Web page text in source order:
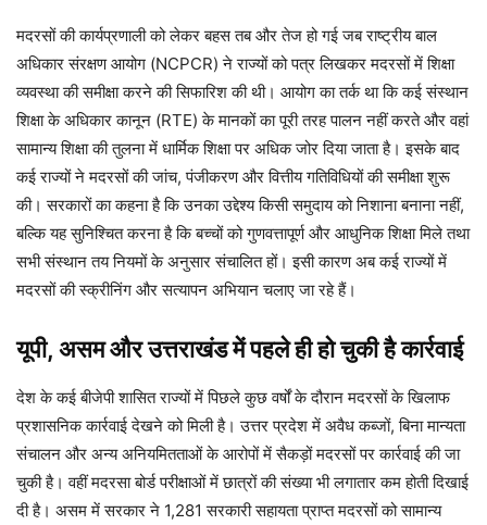
मदरसों की कार्यप्रणाली को लेकर बहस तब और तेज हो गई जब राष्ट्रीय बाल
अधिकार संरक्षण आयोग (NCPCR) ने राज्यों को पत्र लिखकर मदरसों में शिक्षा
व्यवस्था की समीक्षा करने की सिफारिश की थी। आयोग का तर्क था कि कई संस्थान
शिक्षा के अधिकार कानून (RTE) के मानकों का पूरी तरह पालन नहीं करते और वहां
सामान्य शिक्षा की तुलना में धार्मिक शिक्षा पर अधिक जोर दिया जाता है। इसके बाद
कई राज्यों ने मदरसों की जांच, पंजीकरण और वित्तीय गतिविधियों की समीक्षा शुरू
की। सरकारों का कहना है कि उनका उद्देश्य किसी समुदाय को निशाना बनाना नहीं,
बल्कि यह सुनिश्चित करना है कि बच्चों को गुणवत्तापूर्ण और आधुनिक शिक्षा मिले तथा
सभी संस्थान तय नियमों के अनुसार संचालित हों। इसी कारण अब कई राज्यों में
मदरसों की स्क्रीनिंग और सत्यापन अभियान चलाए जा रहे हैं।
यूपी, असम और उत्तराखंड में पहले ही हो चुकी है कार्रवाई
देश के कई बीजेपी शासित राज्यों में पिछले कुछ वर्षों के दौरान मदरसों के खिलाफ
प्रशासनिक कार्रवाई देखने को मिली है। उत्तर प्रदेश में अवैध कब्जों, बिना मान्यता
संचालन और अन्य अनियमितताओं के आरोपों में सैकड़ों मदरसों पर कार्रवाई की जा
चुकी है। वहीं मदरसा बोर्ड परीक्षाओं में छात्रों की संख्या भी लगातार कम होती दिखाई
दी है। असम में सरकार ने 1,281 सरकारी सहायता प्राप्त मदरसों को सामान्य